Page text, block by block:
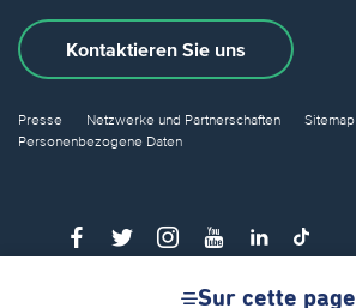
Sur cette page
Kontaktieren Sie uns
Presse Netzwerke und Partnerschaften Sitemap
Personenbezogene Daten